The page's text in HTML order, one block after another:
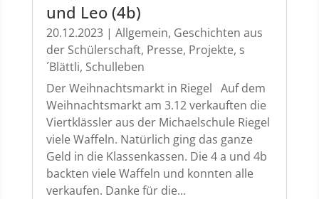
und Leo (4b)
20.12.2023| Allgemein, Geschichten aus
der Schülerschaft, Presse, Projekte, s
´Blättli, Schulleben
Der Weihnachtsmarkt in Riegel Auf dem
Weihnachtsmarkt am 3.12 verkauften die
Viertklässler aus der Michaelschule Riegel
viele Waffeln. Natürlich ging das ganze
Geld in die Klassenkassen. Die 4 a und 4b
backten viele Waffeln und konnten alle
verkaufen. Danke für die...